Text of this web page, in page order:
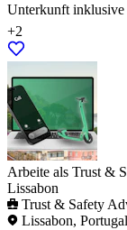
Unterkunft
+2
Arbeite als Trust &
Lissabon
Trust & Safety
Lissabon, Portugal